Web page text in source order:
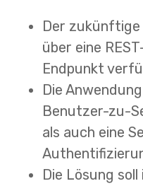
Der
über eine
Endpunkt
Die
Benutzer-zu-
als auch eine
Die Lösung